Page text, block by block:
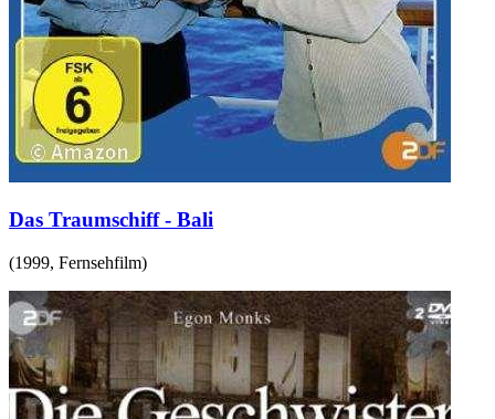
Das Traumschiff - Bali
(1999, Fernsehfilm)